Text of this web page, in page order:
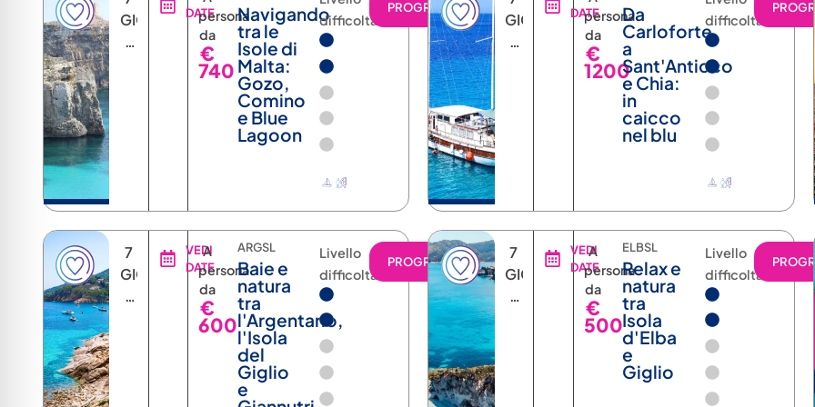
GIORNI
6
DATEpersona
da
€
740
Navigando
tra le
Isole di
Malta:
Gozo,
Comino
e Blue
Lagoon
difficoltà
PROGRAMMA
GIORNI
6
DATEpersona
da
€
1200
Da
Carloforte
a
Sant'Antioco
e Chia:
in
caicco
nel blu
difficoltà
7
GIORNI
6
VEDI
DATE
A
persona
da
€
600
ARGSL
Baie e
natura
tra
l'Argentario,
l'Isola
del
Giglio
e
Livello
difficoltà
PROGRAMMA
7
GIORNI
6
VEDI
DATE
A
persona
da
€
500
ELBSL
Relax e
natura
tra
Isola
d'Elba
e
Giglio
Livello
difficoltà